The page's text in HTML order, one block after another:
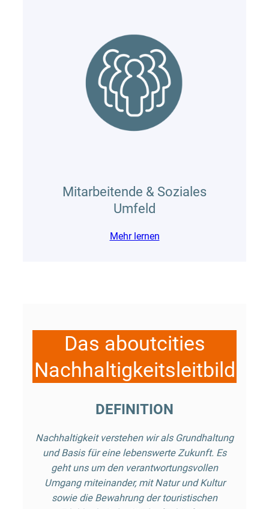
Mitarbeitende & Soziales
Umfeld
Mehr lernen
Das aboutcities
Nachhaltigkeitsleitbild
DEFINITION
Nachhaltigkeit verstehen wir als Grundhaltung
und Basis für eine lebenswerte Zukunft. Es
geht uns um den verantwortungsvollen
Umgang miteinander, mit Natur und Kultur
sowie die Bewahrung der touristischen